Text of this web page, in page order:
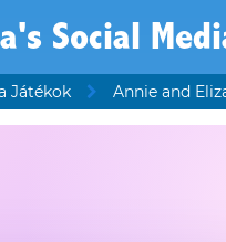
Social
Játékok Annie and